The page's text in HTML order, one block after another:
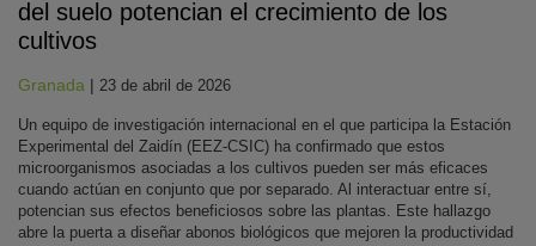
del suelo potencian el crecimiento de los
cultivos
Granada | 23 de abril de 2026
Un equipo de investigación internacional en el que participa la Estación
Experimental del Zaidín (EEZ-CSIC) ha confirmado que estos
microorganismos asociadas a los cultivos pueden ser más eficaces
cuando actúan en conjunto que por separado. Al interactuar entre sí,
potencian sus efectos beneficiosos sobre las plantas. Este hallazgo
abre la puerta a diseñar abonos biológicos que mejoren la productividad